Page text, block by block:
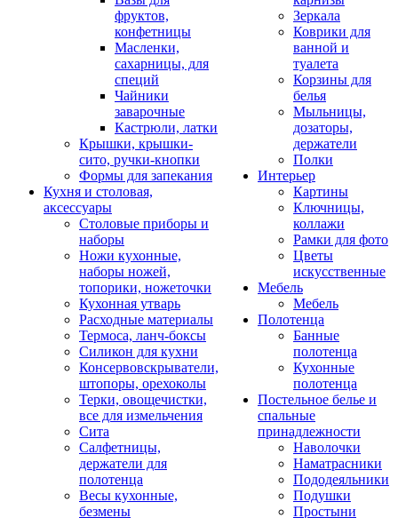
фруктов,
конфетницы
Масленки,
сахарницы, для
специй
Чайники
заварочные
Кастрюли, латки
Крышки, крышки-
сито, ручки-кнопки
Формы для запекания
Кухня и столовая,
аксессуары
Столовые приборы и
наборы
Ножи кухонные,
наборы ножей,
топорики, ножеточки
Кухонная утварь
Расходные материалы
Термоса, ланч-боксы
Силикон для кухни
Консервовскрыватели,
штопоры, орехоколы
Терки, овощечистки,
все для измельчения
Сита
Салфетницы,
держатели для
полотенца
Весы кухонные,
безмены
Зеркала
Коврики для
ванной и
туалета
Корзины для
белья
Мыльницы,
дозаторы,
держатели
Полки
Интерьер
Картины
Ключницы,
коллажи
Рамки для фото
Цветы
искусственные
Мебель
Мебель
Полотенца
Банные
полотенца
Кухонные
полотенца
Постельное белье и
спальные
принадлежности
Наволочки
Наматрасники
Пододеяльники
Подушки
Простыни